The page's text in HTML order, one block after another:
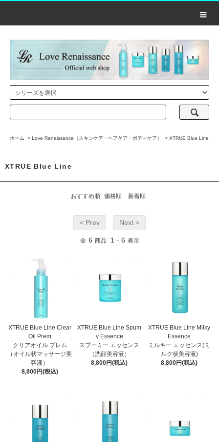
ホーム > Love Renaissance（スキンケア・ヘアケア・ボディケア） > XTRUE Blue Line
XTRUE Blue Line
おすすめ順 価格順 新着順
< Prev Next >
全 6 商品 1 - 6 表示
XTRUE Blue Line Clear
Oil Prem
クリアオイル プレム
（オイル状マッサージ美
容液）
8,800円(税込)
XTRUE Blue Line Spum
y Essence
スプーミー エッセンス
（洗顔美容液）
8,800円(税込)
XTRUE Blue Line Milky
Essence
ミルキー エッセンス(ミ
ルク状美容液)
8,800円(税込)